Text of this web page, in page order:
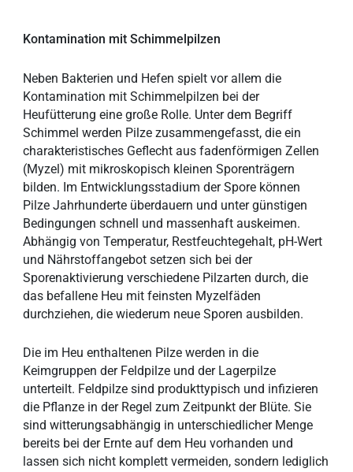
Kontamination mit Schimmelpilzen
Neben Bakterien und Hefen spielt vor allem die
Kontamination mit Schimmelpilzen bei der
Heufütterung eine große Rolle. Unter dem Begriff
Schimmel werden Pilze zusammengefasst, die ein
charakteristisches Geflecht aus fadenförmigen Zellen
(Myzel) mit mikroskopisch kleinen Sporenträgern
bilden. Im Entwicklungsstadium der Spore können
Pilze Jahrhunderte überdauern und unter günstigen
Bedingungen schnell und massenhaft auskeimen.
Abhängig von Temperatur, Restfeuchtegehalt, pH-Wert
und Nährstoffangebot setzen sich bei der
Sporenaktivierung verschiedene Pilzarten durch, die
das befallene Heu mit feinsten Myzelfäden
durchziehen, die wiederum neue Sporen ausbilden.
Die im Heu enthaltenen Pilze werden in die
Keimgruppen der Feldpilze und der Lagerpilze
unterteilt. Feldpilze sind produkttypisch und infizieren
die Pflanze in der Regel zum Zeitpunkt der Blüte. Sie
sind witterungsabhängig in unterschiedlicher Menge
bereits bei der Ernte auf dem Heu vorhanden und
lassen sich nicht komplett vermeiden, sondern lediglich